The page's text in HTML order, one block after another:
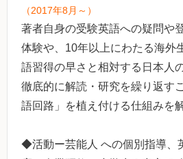
（2017年8月～）
著者自身の受験英語への疑問や
体験や、10年以上にわたる海外
語習得の早さと相対する日本人
徹底的に解読・研究を繰り返す
語回路」を植え付ける仕組みを解
◆活動ー芸能人 への個別指導、